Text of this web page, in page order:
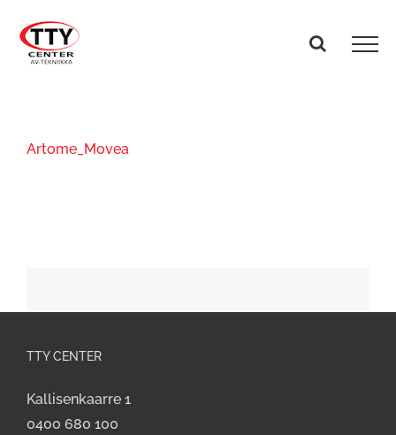
content
Artome_Movea
TTY CENTER
Kallisenkaarre 1
0400 680 100